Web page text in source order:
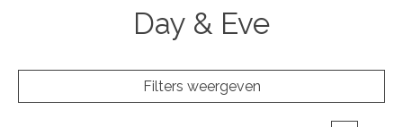
Day & Eve
Filters weergeven